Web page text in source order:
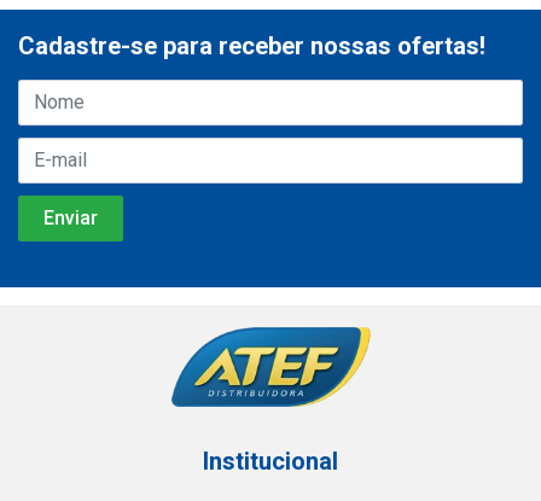
Cadastre-se para receber nossas ofertas!
Institucional